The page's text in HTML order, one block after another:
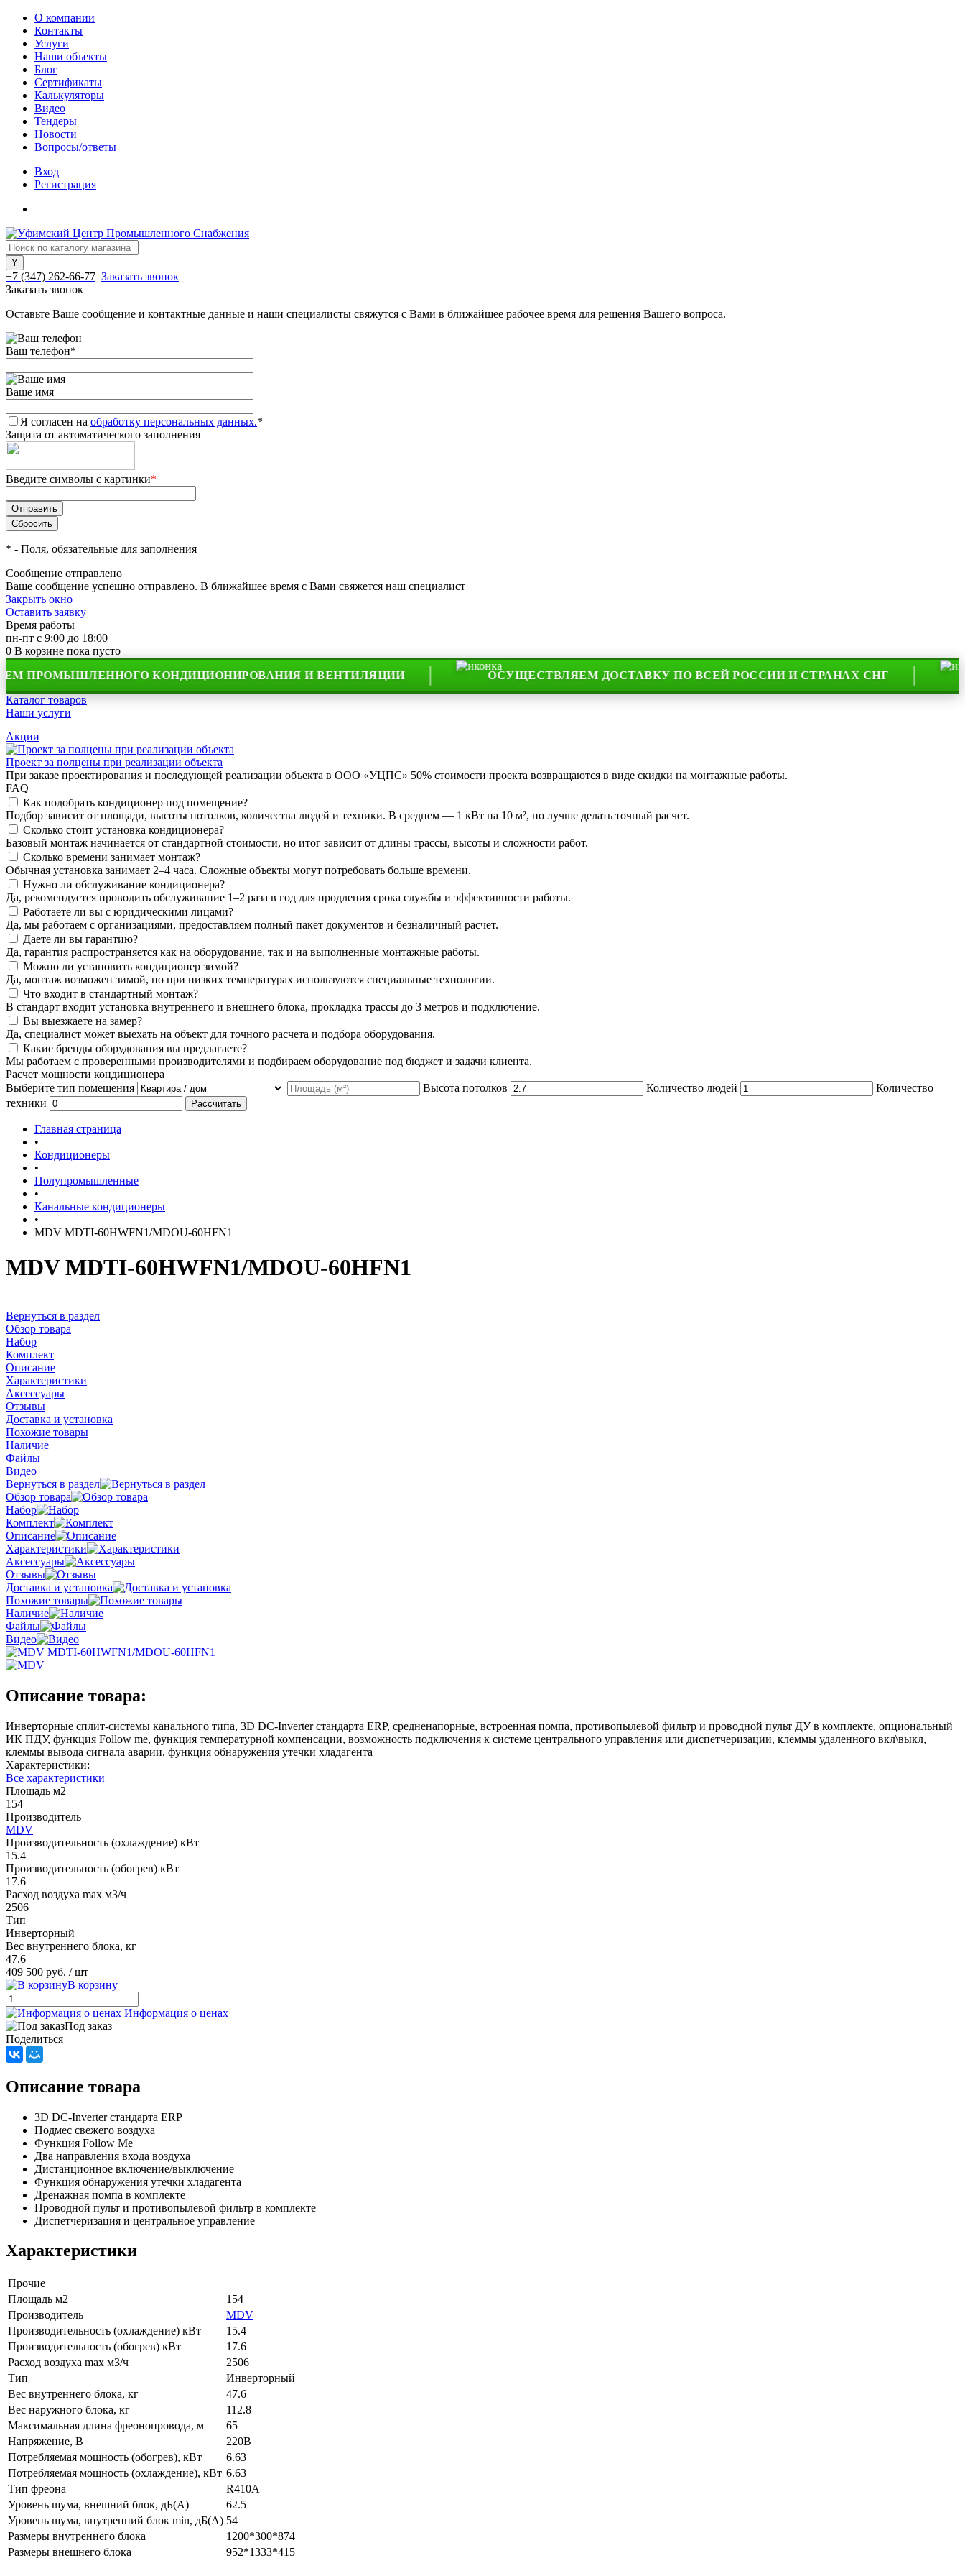
О компании
Контакты
Услуги
Наши объекты
Блог
Сертификаты
Калькуляторы
Видео
Тендеры
Новости
Вопросы/ответы
Вход
Регистрация
+7 (347) 262-66-77 Заказать звонок
Заказать звонок
Оставьте Ваше сообщение и контактные данные и наши специалисты свяжутся с Вами в ближайшее рабочее время для решения Вашего вопроса.
Ваш телефон*
Ваше имя
Я согласен на обработку персональных данных.*
Защита от автоматического заполнения
Введите символы с картинки*
* - Поля, обязательные для заполнения
Сообщение отправлено
Ваше сообщение успешно отправлено. В ближайшее время с Вами свяжется наш специалист
Закрыть окно
Оставить заявку
Время работы
пн-пт с 9:00 до 18:00
0 В корзине пока пусто
КОНДИЦИОНИРОВАНИЯ И ВЕНТИЛЯЦИИ
ОСУЩЕСТВЛЯЕМ ДОСТАВКУ ПО ВСЕЙ РОССИИ И СТРАНАХ СНГ
НА
Каталог товаров
Наши услуги
Акции
Проект за полцены при реализации объекта
При заказе проектирования и последующей реализации объекта в ООО «УЦПС» 50% стоимости проекта возвращаются в виде скидки на монтажные работы.
FAQ
Как подобрать кондиционер под помещение?
Подбор зависит от площади, высоты потолков, количества людей и техники. В среднем — 1 кВт на 10 м², но лучше делать точный расчет.
Сколько стоит установка кондиционера?
Базовый монтаж начинается от стандартной стоимости, но итог зависит от длины трассы, высоты и сложности работ.
Сколько времени занимает монтаж?
Обычная установка занимает 2–4 часа. Сложные объекты могут потребовать больше времени.
Нужно ли обслуживание кондиционера?
Да, рекомендуется проводить обслуживание 1–2 раза в год для продления срока службы и эффективности работы.
Работаете ли вы с юридическими лицами?
Да, мы работаем с организациями, предоставляем полный пакет документов и безналичный расчет.
Даете ли вы гарантию?
Да, гарантия распространяется как на оборудование, так и на выполненные монтажные работы.
Можно ли установить кондиционер зимой?
Да, монтаж возможен зимой, но при низких температурах используются специальные технологии.
Что входит в стандартный монтаж?
В стандарт входит установка внутреннего и внешнего блока, прокладка трассы до 3 метров и подключение.
Вы выезжаете на замер?
Да, специалист может выехать на объект для точного расчета и подбора оборудования.
Какие бренды оборудования вы предлагаете?
Мы работаем с проверенными производителями и подбираем оборудование под бюджет и задачи клиента.
Расчет мощности кондиционера
Выберите тип помещения
Высота потолков Количество людей
Количество
техники
Рассчитать
Главная страница
•
Кондиционеры
•
Полупромышленные
•
Канальные кондиционеры
•
MDV MDTI-60HWFN1/MDOU-60HFN1
MDV MDTI-60HWFN1/MDOU-60HFN1
Вернуться в раздел
Обзор товара
Набор
Комплект
Описание
Характеристики
Аксессуары
Отзывы
Доставка и установка
Похожие товары
Наличие
Файлы
Видео
Вернуться в раздел
Обзор товара
Набор
Комплект
Описание
Характеристики
Аксессуары
Отзывы
Доставка и установка
Похожие товары
Наличие
Файлы
Видео
Описание товара:
Инверторные сплит-системы канального типа, 3D DC-Inverter стандарта ERP, средненапорные, встроенная помпа, противопылевой фильтр и проводной пульт ДУ в комплекте, опциональный
ИК ПДУ, функция Follow me, функция температурной компенсации, возможность подключения к системе центрального управления или диспетчеризации, клеммы удаленного вкл\выкл,
клеммы вывода сигнала аварии, функция обнаружения утечки хладагента
Характеристики:
Все характеристики
Площадь м2
154
Производитель
MDV
Производительность (охлаждение) кВт
15.4
Производительность (обогрев) кВт
17.6
Расход воздуха max м3/ч
2506
Тип
Инверторный
Вес внутреннего блока, кг
47.6
409 500 руб. / шт
В корзину
Информация о ценах
Под заказ
Поделиться
Описание товара
3D DC-Inverter стандарта ERP
Подмес свежего воздуха
Функция Follow Me
Два направления входа воздуха
Дистанционное включение/выключение
Функция обнаружения утечки хладагента
Дренажная помпа в комплекте
Проводной пульт и противопылевой фильтр в комплекте
Диспетчеризация и центральное управление
Характеристики
Прочие
Площадь м2
154
Производитель
MDV
Производительность (охлаждение) кВт
15.4
Производительность (обогрев) кВт
17.6
Расход воздуха max м3/ч
2506
Тип
Инверторный
Вес внутреннего блока, кг
47.6
Вес наружного блока, кг
112.8
Максимальная длина фреонопровода, м
65
Напряжение, В
220В
Потребляемая мощность (обогрев), кВт
6.63
Потребляемая мощность (охлаждение), кВт 6.63
Тип фреона
R410A
Уровень шума, внешний блок, дБ(А)
62.5
Уровень шума, внутренний блок min, дБ(А) 54
Размеры внутреннего блока
1200*300*874
Размеры внешнего блока
952*1333*415